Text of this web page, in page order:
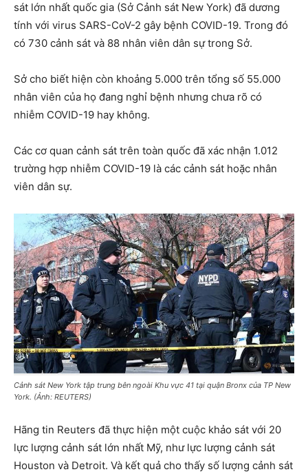
sát lớn nhất quốc gia (Sở Cảnh sát New York) đã dương
tính với virus SARS-CoV-2 gây bệnh COVID-19. Trong đó
có 730 cảnh sát và 88 nhân viên dân sự trong Sở.
Sở cho biết hiện còn khoảng 5.000 trên tổng số 55.000
nhân viên của họ đang nghỉ bệnh nhưng chưa rõ có
nhiễm COVID-19 hay không.
Các cơ quan cảnh sát trên toàn quốc đã xác nhận 1.012
trường hợp nhiễm COVID-19 là các cảnh sát hoặc nhân
viên dân sự.
Cảnh sát New York tập trung bên ngoài Khu vực 41 tại quận Bronx của TP New
York. (Ảnh: REUTERS)
Hãng tin Reuters đã thực hiện một cuộc khảo sát với 20
lực lượng cảnh sát lớn nhất Mỹ, như lực lượng cảnh sát
Houston và Detroit. Và kết quả cho thấy số lượng cảnh sát